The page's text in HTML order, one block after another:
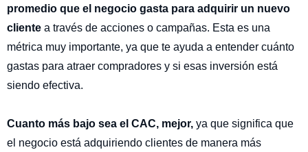
promedio que el negocio gasta para adquirir un nuevo
cliente a través de acciones o campañas. Esta es una
métrica muy importante, ya que te ayuda a entender cuánto
gastas para atraer compradores y si esas inversión está
siendo efectiva.
Cuanto más bajo sea el CAC, mejor, ya que significa que
el negocio está adquiriendo clientes de manera más